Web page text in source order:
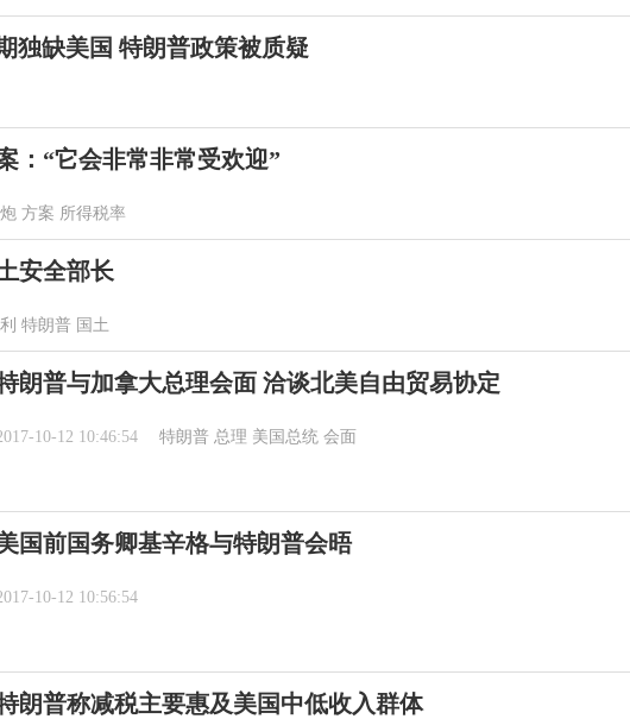
独缺美国 特朗普政策被质疑
：“它会非常非常受欢迎”
方案 所得税率
安全部长
特朗普 国土
朗普与加拿大总理会面 洽谈北美自由贸易协定
10-12 10:46:54 特朗普 总理 美国总统 会面
国前国务卿基辛格与特朗普会晤
10-12 10:56:54
朗普称减税主要惠及美国中低收入群体